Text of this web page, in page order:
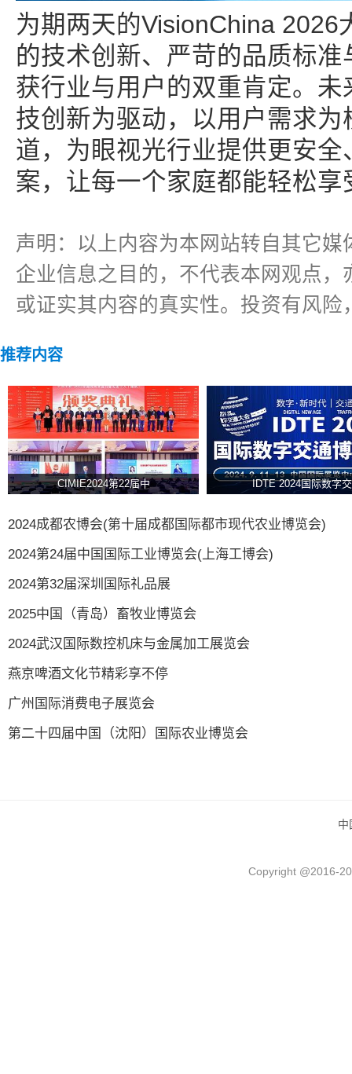
为期两天的VisionChina 2026
的技术创新、严苛的品质标
获行业与用户的双重肯定。
技创新为驱动，以用户需求
道，为眼视光行业提供更安
案，让每一个家庭都能轻松
声明：以上内容为本网站转自其它
企业信息之目的，不代表本网观点
或证实其内容的真实性。投资有风险
推荐内容
CIMIE2024第22届中 IDTE 2024国际数字交
2024成都农博会(第十届成都国际都市现代农业博览会)
2024第24届中国国际工业博览会(上海工博会)
2024第32届深圳国际礼品展
2025中国（青岛）畜牧业博览会
2024武汉国际数控机床与金属加工展览会
燕京啤酒文化节精彩享不停
广州国际消费电子展览会
第二十四届中国（沈阳）国际农业博览会
中
Copyright @2016-